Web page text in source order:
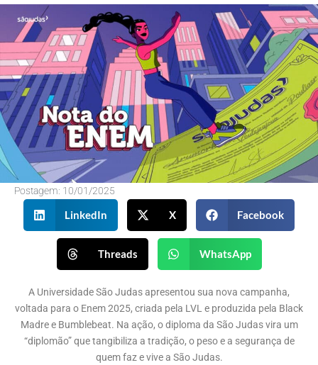
Postagem: 10/01/2025
LinkedIn X Facebook
Threads WhatsApp
A Universidade São Judas apresentou sua nova campanha,
voltada para o Enem 2025, criada pela LVL e produzida pela Black
Madre e Bumblebeat. Na ação, o diploma da São Judas vira um
“diplomão” que tangibiliza a tradição, o peso e a segurança de
quem faz e vive a São Judas.